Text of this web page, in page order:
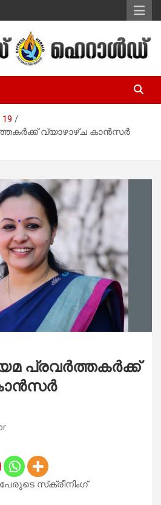
– Malayalam
19
വ്യാഴാഴ്ച കാന്‍സര്‍
പ്രവര്‍ത്തകര്‍ക്ക്
സ്‌ക്രീനിംഗ്